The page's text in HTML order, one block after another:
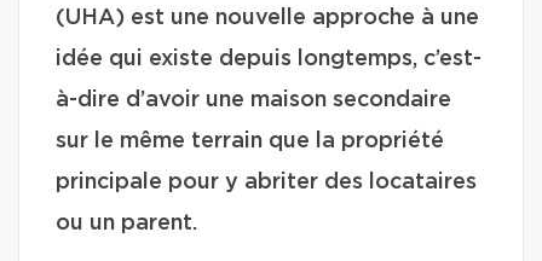
(UHA) est une nouvelle approche à une
idée qui existe depuis longtemps, c’est-
à-dire d’avoir une maison secondaire
sur le même terrain que la propriété
principale pour y abriter des locataires
ou un parent.